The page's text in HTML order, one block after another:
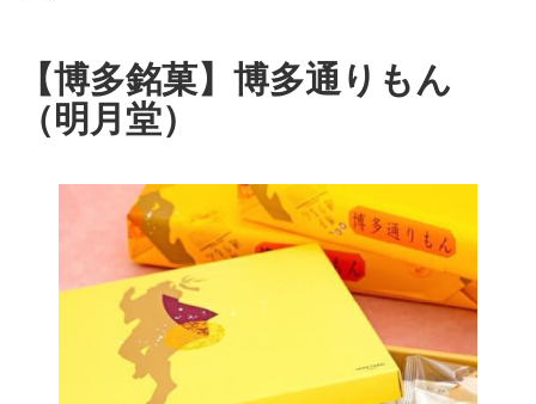
【博多銘菓】博多通りもん
（明月堂）